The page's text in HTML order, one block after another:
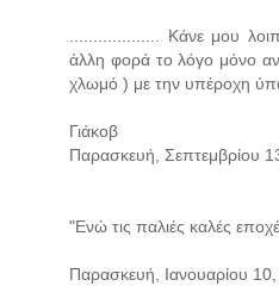
................... Κάνε μου
άλλη φορά το λόγο μόνο
χλωμό ) με την υπέροχη
Γιάκοβ
Παρασκευή, Σεπτεμβρίου
"Ενώ τις παλιές καλές
Παρασκευή, Ιανουαρίου